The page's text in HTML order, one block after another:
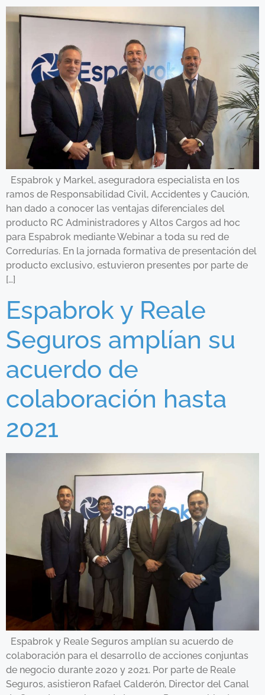
Espabrok y Markel, aseguradora especialista en los
ramos de Responsabilidad Civil, Accidentes y Caución,
han dado a conocer las ventajas diferenciales del
producto RC Administradores y Altos Cargos ad hoc
para Espabrok mediante Webinar a toda su red de
Corredurías. En la jornada formativa de presentación del
producto exclusivo, estuvieron presentes por parte de
[…]
Espabrok y Reale
Seguros amplían su
acuerdo de
colaboración hasta
2021
Espabrok y Reale Seguros amplían su acuerdo de
colaboración para el desarrollo de acciones conjuntas
de negocio durante 2020 y 2021. Por parte de Reale
Seguros, asistieron Rafael Calderón, Director del Canal